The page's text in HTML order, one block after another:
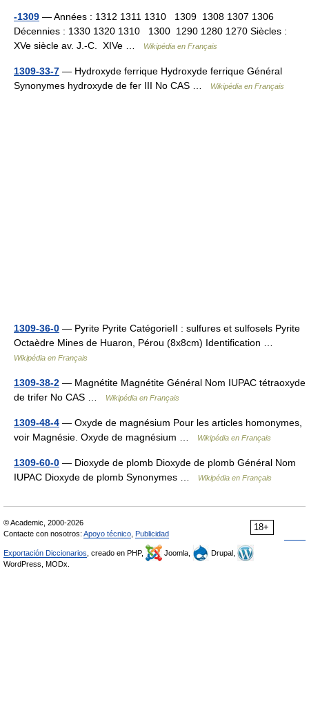
-1309 — Années : 1312 1311 1310 1309 1308 1307 1306
Décennies : 1330 1320 1310 1300 1290 1280 1270 Siècles :
XVe siècle av. J.‑C. XIVe …
Wikipédia en Français
1309-33-7 — Hydroxyde ferrique Hydroxyde ferrique Général
Synonymes hydroxyde de fer III No CAS …
Wikipédia en Français
1309-36-0 — Pyrite Pyrite CatégorieII : sulfures et sulfosels Pyrite
Octaèdre Mines de Huaron, Pérou (8x8cm) Identification …
Wikipédia en Français
1309-38-2 — Magnétite Magnétite Général Nom IUPAC tétraoxyde
de trifer No CAS …
Wikipédia en Français
1309-48-4 — Oxyde de magnésium Pour les articles homonymes,
voir Magnésie. Oxyde de magnésium …
Wikipédia en Français
1309-60-0 — Dioxyde de plomb Dioxyde de plomb Général Nom
IUPAC Dioxyde de plomb Synonymes …
Wikipédia en Français
18+
© Academic, 2000-2026
Contacte con nosotros: Apoyo técnico Publicidad
Exportación Diccionarios , creado en PHP, Joomla,
Drupal,
WordPress, MODx.